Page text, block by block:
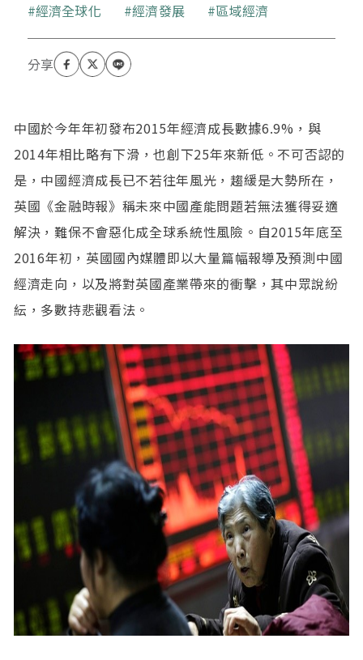
經濟全球化
經濟發展 區域經濟
中國於今年年初發布2015年經濟成長數據6.9%，與
2014年相比略有下滑，也創下25年來新低。不可否認的
是，中國經濟成長已不若往年風光，趨緩是大勢所在，
英國《金融時報》稱未來中國產能問題若無法獲得妥適
解決，難保不會惡化成全球系統性風險。自2015年底至
2016年初，英國國內媒體即以大量篇幅報導及預測中國
經濟走向，以及將對英國產業帶來的衝擊，其中眾說紛
紜，多數持悲觀看法。